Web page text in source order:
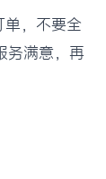
，不要全
务满意，再